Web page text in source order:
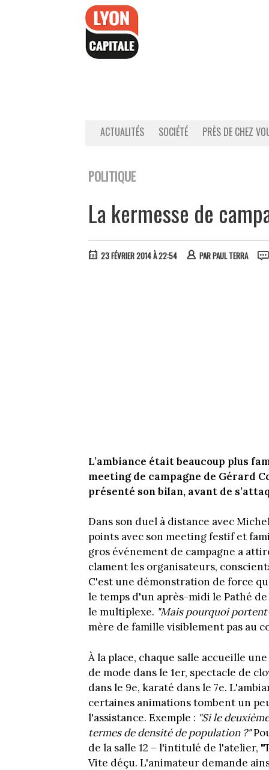
ACTUALITÉS SOCIÉTÉ PRÈS DE CHEZ
POLITIQUE
La kermesse de
23 FÉVRIER 2014 À 22:54 PARPAUL TERRA
L’ambiance était beaucoup plus
meeting de campagne de Gérard
présenté son bilan, avant de
Dans son duel à distance avec
points avec son meeting festif et
gros événement de campagne a
clament les organisateurs,
C'est une démonstration de force
le temps d'un après-midi le Pathé
le multiplexe. "Mais pourquoi
mère de famille visiblement pas au
À la place, chaque salle accueille
de mode dans le 1er, spectacle de
dans le 9e, karaté dans le 7e.
certaines animations tombent un
l'assistance. Exemple : "Si le
termes de densité de population ?"
de la salle 12 – l'intitulé de l'atelier,
Vite déçu. L'animateur demande